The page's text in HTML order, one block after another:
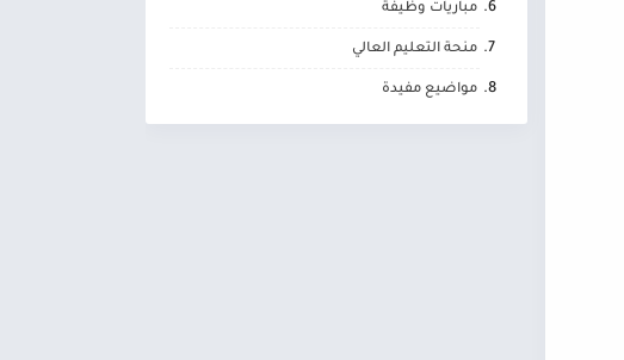
مباريات وظيفة
منحة التعليم العالي
مواضيع مفيدة